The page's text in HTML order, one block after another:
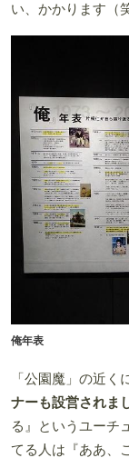
い、かかります（
俺年表
「公園魔」の近く
ナーも設営されま
る』というユーチ
てる人は『ああ、